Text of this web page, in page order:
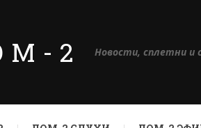
2 Новости, сплетни и